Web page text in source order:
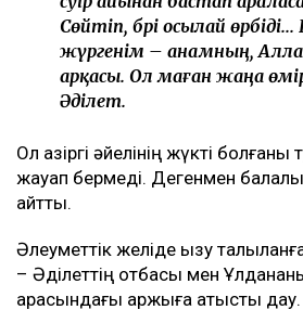
туралы қауесет те айтылды.
– Біз сәуірдің соңында,
бастадық. Ол да жұмыс
жатыр. Бірақ ол
жоқ. Екі жыл бойы бірге
олар бір-ақ рет бірге бір
ретінде бірге қыдырып,
сәуір айынан бастап
Сөйтіп, бәрі осылай